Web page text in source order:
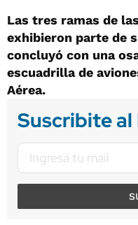
Las tres ramas de
exhibieron parte de
concluyó con una
escuadrilla de
Aérea.
Suscribite